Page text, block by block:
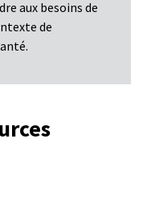
aux besoins de
de